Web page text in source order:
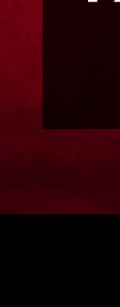
产品规格
尺寸 (L x W x
安装方式